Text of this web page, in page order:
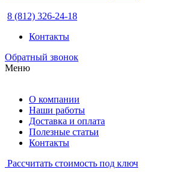
8 (812) 326-24-18
Контакты
Обратный звонок
Меню
О компании
Наши работы
Доставка и оплата
Полезные статьи
Контакты
Рассчитать стоимость под ключ